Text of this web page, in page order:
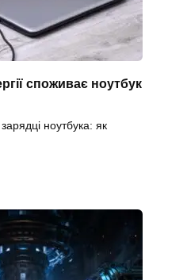
споживає ноутбук
ноутбука: як